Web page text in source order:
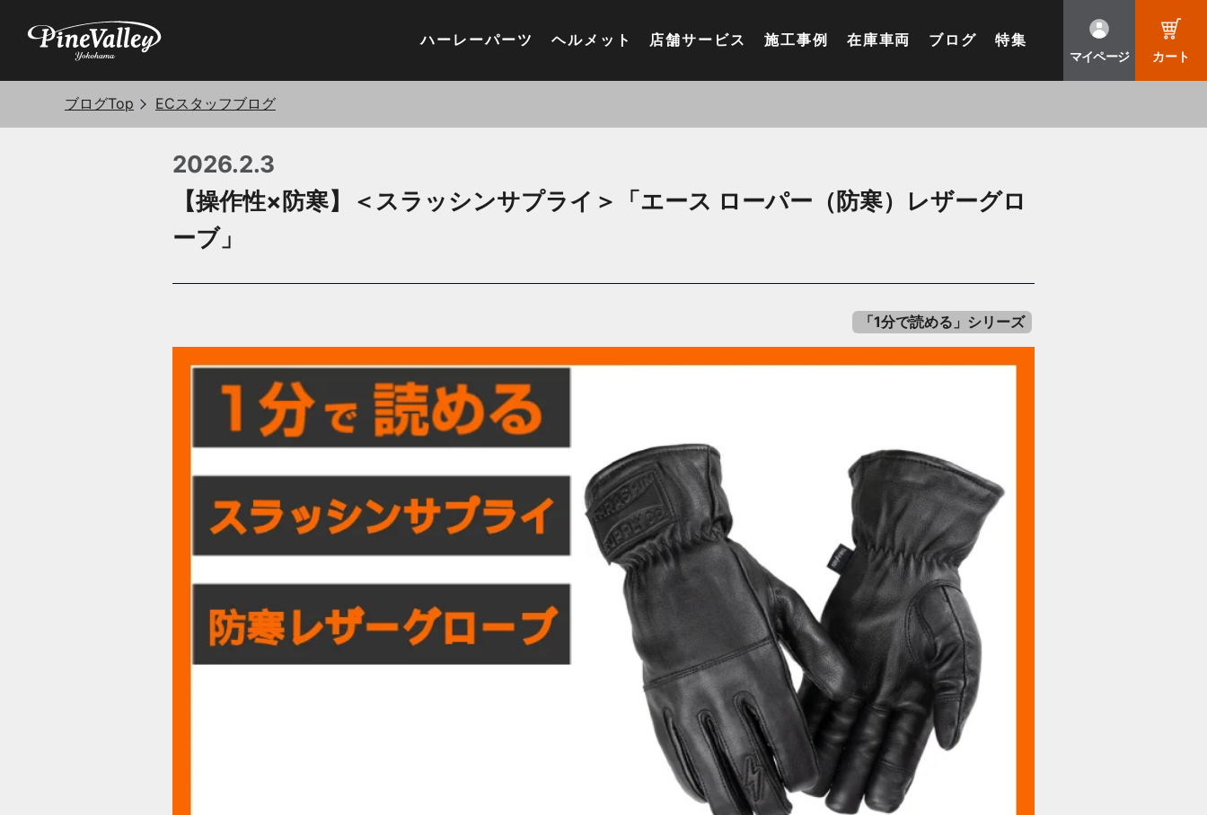
ハーレーパーツ ヘルメット 店舗サービス 施工事例 在庫車両 ブログ 特集
マイページ カート
ブログTop ECスタッフブログ
2026.2.3
【操作性×防寒】＜スラッシンサプライ＞「エース ローパー（防寒）レザーグロ
ーブ」
「1分で読める」シリーズ